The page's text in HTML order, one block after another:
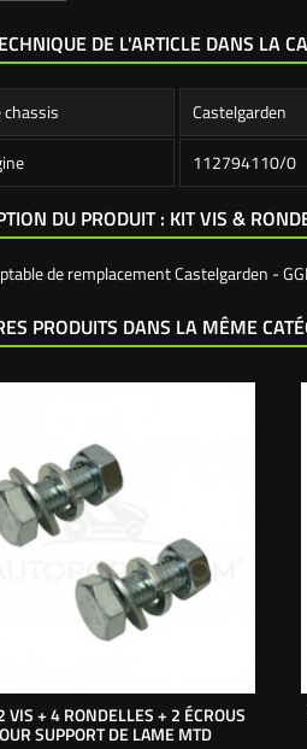
DE L'ARTICLE DANS LA
chassis
Castelgarden
112794110/0
DU PRODUIT : KIT VIS &
de remplacement Castelgarden -
PRODUITS DANS LA MÊME
VIS + 4 RONDELLES + 2 ÉCROUS
SUPPORT DE LAME MTD